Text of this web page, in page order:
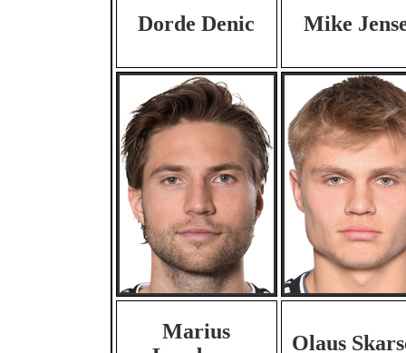
Dorde Denic Mike
Marius
Olaus